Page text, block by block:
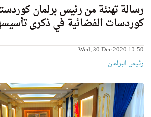
رسالة تهنئة من رئيس برلمان
كوردسات الفضائية في ذكرى
Wed, 30 Dec 2020 10:59
رئیس البرلمان